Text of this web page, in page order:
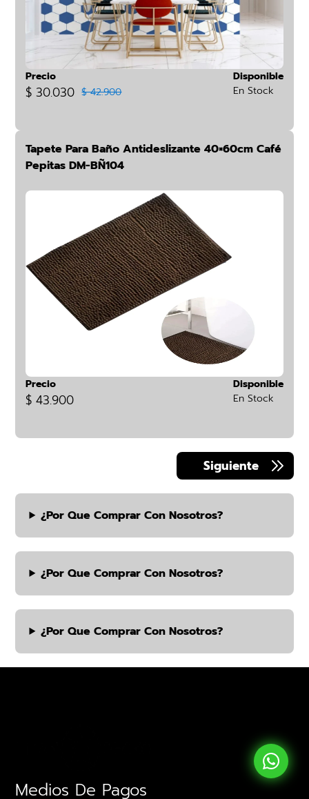
Precio
$ 30.030 $ 42.900
Disponible
En Stock
Tapete Para Baño Antideslizante 40×60cm Café
Pepitas DM-BÑ104
Precio
$ 43.900
Disponible
En Stock
¿por Que Comprar Con Nosotros?
¿por Que Comprar Con Nosotros?
¿por Que Comprar Con Nosotros?
Medios De Pagos